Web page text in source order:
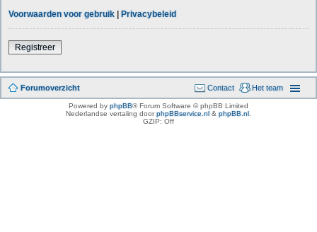
Voorwaarden voor gebruik | Privacybeleid
Registreer
Forumoverzicht Het team
Contact
Powered by phpBB® Forum Software © phpBB Limited
Nederlandse vertaling doorphpBBservice.nl & phpBB.nl
GZIP: Off